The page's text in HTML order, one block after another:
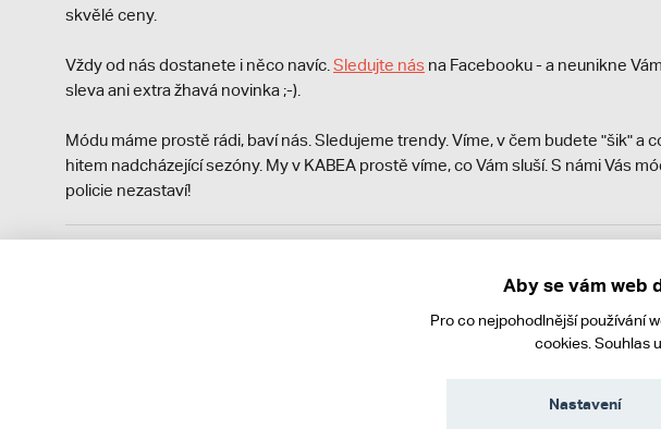
skvělé ceny.
Vždy od nás dostanete i něco navíc. Sledujte nás na Facebooku - a neunikne
sleva ani extra žhavá novinka ;-).
Módu máme prostě rádi, baví nás. Sledujeme trendy. Víme, v čem budete "šik" a
hitem nadcházející sezóny. My v KABEA prostě víme, co Vám sluší. S námi Vás
policie nezastaví!
Zároveň je povinen zaevidovat přijatou tržbu u správce daně online; v případě
Aby se vám web
Pro co nejpohodlnější používání
cookies. Souhlas
Nastavení